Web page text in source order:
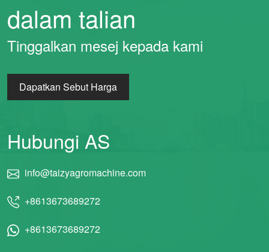
dalam talian
Tinggalkan mesej kepada kami
Dapatkan Sebut Harga
Hubungi AS
info@taizyagromachine.com
+8613673689272
+8613673689272